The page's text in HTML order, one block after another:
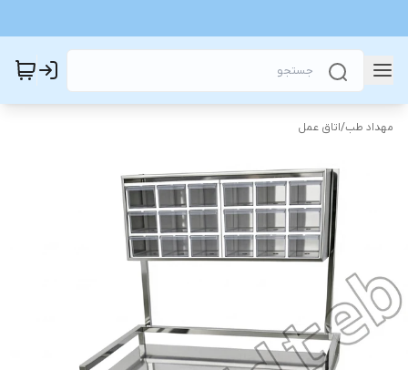
مهداد طب/اتاق عمل